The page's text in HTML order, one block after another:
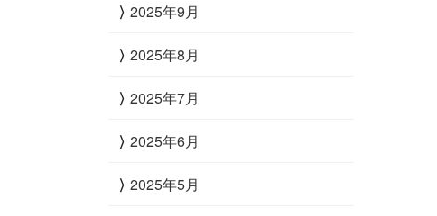
2025年9月
2025年8月
2025年7月
2025年6月
2025年5月